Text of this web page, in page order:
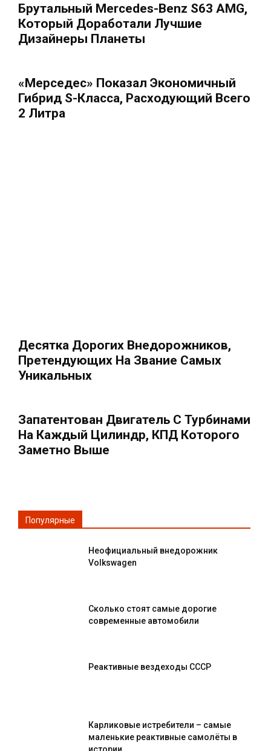
Брутальный Mercedes-Benz S63 AMG,
Который Доработали Лучшие
Дизайнеры Планеты
«Мерседес» Показал Экономичный
Гибрид S-Класса, Расходующий Всего
2 Литра
Десятка Дорогих Внедорожников,
Претендующих На Звание Самых
Уникальных
Запатентован Двигатель С Турбинами
На Каждый Цилиндр, КПД Которого
Заметно Выше
Популярные
Неофициальный внедорожник
Volkswagen
Сколько стоят самые дорогие
современные автомобили
Реактивные вездеходы СССР
Карликовые истребители – самые
маленькие реактивные самолёты в
истории